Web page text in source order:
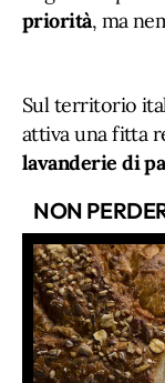
priorità, ma
Sul territorio
attiva una fitta
lavanderie di
NON